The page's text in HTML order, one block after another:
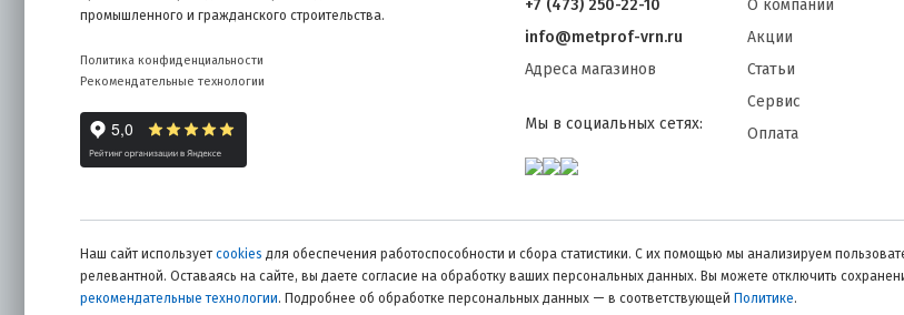
промышленного и гражданского строительства.
Политика конфиденциальности
Рекомендательные технологии
+7 (473) 250-22-10
info@metprof-vrn.ru
Адреса магазинов
Мы в социальных сетях:
О компании
Акции
Статьи
Сервис
Оплата
Наш сайт использует cookies для обеспечения работоспособности и сбора статистики. С их помощью мы анализируем
релевантной. Оставаясь на сайте, вы даете согласие на обработку ваших персональных данных. Вы можете отключить
рекомендательные технологии. Подробнее об обработке персональных данных — в соответствующей Политике.